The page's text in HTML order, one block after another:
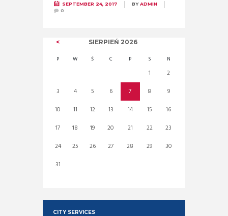
SEPTEMBER 24, 2017 BYADMIN
0
SIERPIEŃ 2026
P W Ś C P S N
1
2
3
4 5 6 7 8
9
10
11 12 13 14 15
16
17
18 19 20 21 22
23
24
25 26 27 28 29
30
31
CITY SERVICES